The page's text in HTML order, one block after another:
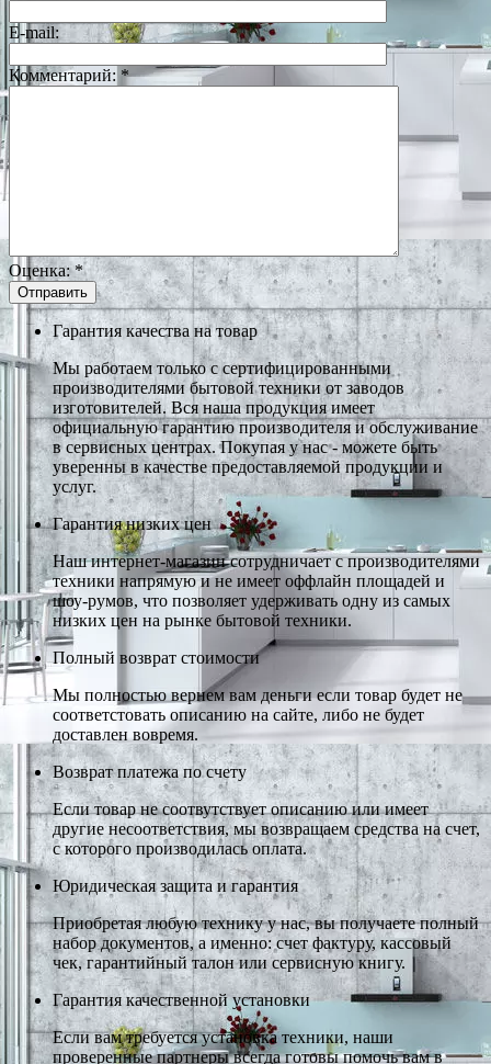
E-mail:
Комментарий: *
Оценка:*
Гарантия качества на товар
Мы работаем только с сертифицированными
производителями бытовой техники от заводов
изготовителей. Вся наша продукция имеет
официальную гарантию производителя и обслуживание
в сервисных центрах. Покупая у нас - можете быть
уверенны в качестве предоставляемой продукции и
услуг.
Гарантия низких цен
Наш интернет-магазин сотрудничает с производителями
техники напрямую и не имеет оффлайн площадей и
шоу-румов, что позволяет удерживать одну из самых
низких цен на рынке бытовой техники.
Полный возврат стоимости
Мы полностью вернем вам деньги если товар будет не
соответстовать описанию на сайте, либо не будет
доставлен вовремя.
Возврат платежа по счету
Если товар не соотвутствует описанию или имеет
другие несоответствия, мы возвращаем средства на счет,
с которого производилась оплата.
Юридическая защита и гарантия
Приобретая любую технику у нас, вы получаете полный
набор документов, а именно: счет фактуру, кассовый
чек, гарантийный талон или сервисную книгу.
Гарантия качественной установки
Если вам требуется установка техники, наши
проверенные партнеры всегда готовы помочь вам в